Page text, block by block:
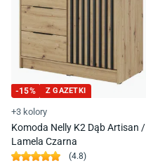
-15% Z GAZETKI
+3 kolory
Komoda Nelly K2 Dąb Artisan /
Lamela Czarna
(4.8)